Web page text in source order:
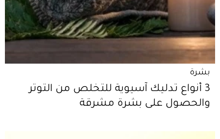
بشرة
3 أنواع تدليك آسيوية للتخلص من التوتر
والحصول على بشرة مشرقة